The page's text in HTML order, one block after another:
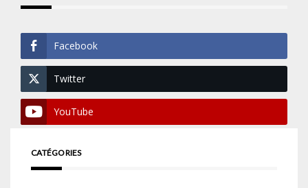
Facebook
Twitter
YouTube
CATÉGORIES